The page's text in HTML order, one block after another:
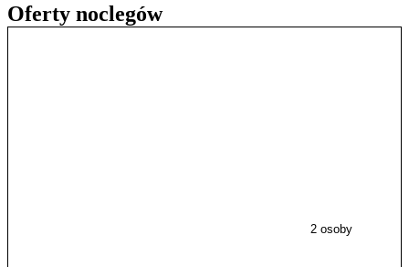
Oferty noclegów
2 osoby